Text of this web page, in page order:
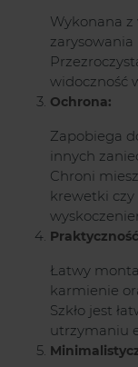
Wykonana z
widoczność
Ochrona:
Zapobiega
innych
Chroni
krewetki
Łatwy
karmienie
Szkło jest
utrzymaniu